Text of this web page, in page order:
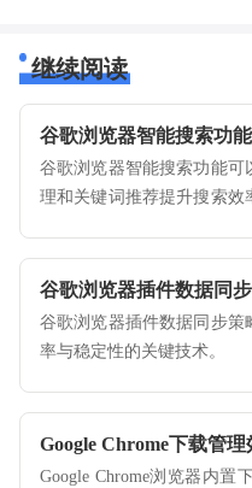
继续阅读
谷歌浏览器智能搜索功
谷歌浏览器智能搜索功能可
理和关键词推荐提升搜索效
谷歌浏览器插件数据同
谷歌浏览器插件数据同步策
率与稳定性的关键技术。
Google Chrome下载管
Google Chrome浏览器内